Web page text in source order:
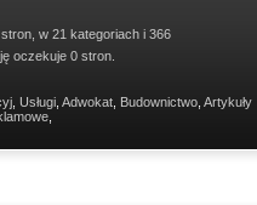
w 21 kategoriach i 366
oczekuje 0 stron.
Usługi Adwokat Budownictwo Artykuły